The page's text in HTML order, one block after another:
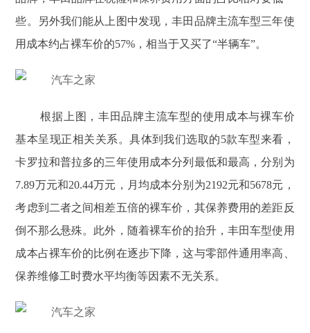
些。另外我们能从上图中发现，丰田品牌主流车型三年使
用成本约占裸车价的57%，相当于又买了“半辆车”。
根据上图，丰田品牌主流车型的使用成本与裸车价
基本呈现正相关关系。具体到我们选取的5款车型来看，
卡罗拉和普拉多的三年使用成本分列最低和最高，分别为
7.89万元和20.44万元，月均成本分别为2192元和5678元，
考虑到二者之间相差五倍的裸车价，其保养费用的差距反
倒不那么悬殊。此外，随着裸车价的抬升，丰田车型使用
成本占裸车价的比例在逐步下降，这与零部件通用率高、
保养维修工时费水平均衡等因素不无关系。